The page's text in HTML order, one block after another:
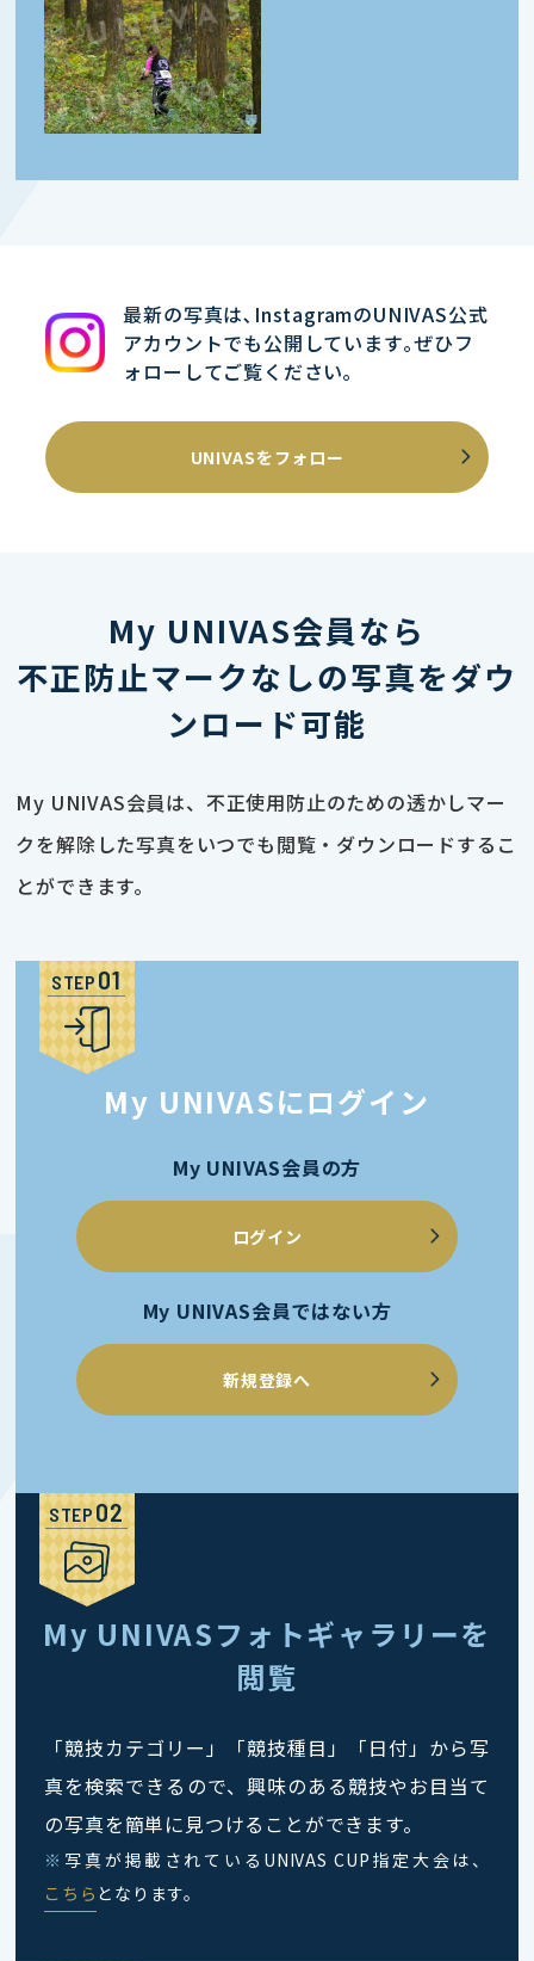
最新の写真は､InstagramのUNIVAS公式
アカウントでも公開しています｡ぜひフ
ォローしてご覧ください｡
UNIVASをフォロー
My UNIVAS会員なら
不正防止マークなしの写真をダウ
ンロード可能
My UNIVAS会員は、不正使用防止のための透かしマー
クを解除した写真をいつでも閲覧・ダウンロードするこ
とができます。
STEP
My UNIVASにログイン
My UNIVAS会員の方
ログイン
My UNIVAS会員ではない方
新規登録へ
STEP
My UNIVASフォトギャラリーを
閲覧
「競技カテゴリー」「競技種目」「日付」から写
真を検索できるので、興味のある競技やお目当て
の写真を簡単に見つけることができます。
※ 写真が掲載されているUNIVAS CUP指定大会は、
こちら となります。